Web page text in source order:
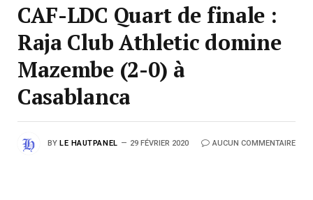
CAF-LDC Quart de finale :
Raja Club Athletic domine
Mazembe (2-0) à
Casablanca
BY LE HAUTPANEL 29 FÉVRIER 2020 AUCUN COMMENTAIRE